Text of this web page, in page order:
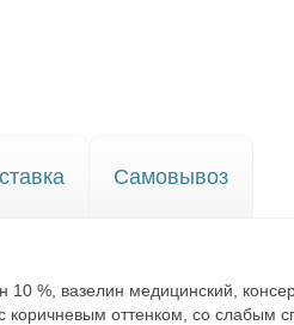
Самовывоз
%, вазелин медицинский,
коричневым оттенком, со